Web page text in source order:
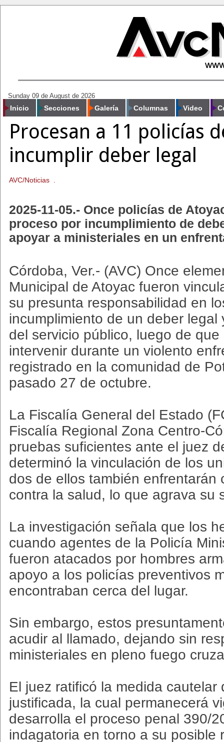
Sunday 09 de August de 2026
Inicio Secciones Galería Columnas Video
Procesan a 11 policías
incumplir deber legal
AVC/Noticias .
2025-11-05.- Once policías de
proceso por incumplimiento de
apoyar a ministeriales en un
Córdoba, Ver.- (AVC) Once
Municipal de Atoyac fueron
su presunta responsabilidad en
incumplimiento de un deber legal
del servicio público, luego de
intervenir durante un violento
registrado en la comunidad de
pasado 27 de octubre.
La Fiscalía General del Estado
Fiscalía Regional Zona Centro-
pruebas suficientes ante el juez
determinó la vinculación de los
dos de ellos también enfrentarán
contra la salud, lo que agrava su
La investigación señala que los
cuando agentes de la Policía
fueron atacados por hombres
apoyo a los policías preventivos
encontraban cerca del lugar.
Sin embargo, estos
acudir al llamado, dejando sin
ministeriales en pleno fuego
El juez ratificó la medida cautelar
justificada, la cual permanecerá
desarrolla el proceso penal 390/
indagatoria en torno a su posible